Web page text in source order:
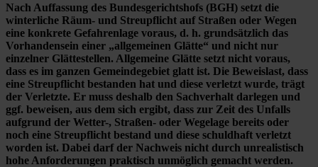
Nach Auffassung des Bundesgerichtshofs (BGH) setzt die
winterliche Räum- und Streupflicht auf Straßen oder Wegen
eine konkrete Gefahrenlage voraus, d. h. grundsätzlich das
Vorhandensein einer „allgemeinen Glätte“ und nicht nur
einzelner Glättestellen. Allgemeine Glätte setzt nicht voraus,
dass es im ganzen Gemeindegebiet glatt ist. Die Beweislast, dass
eine Streupflicht bestanden hat und diese verletzt wurde, trägt
der Verletzte. Er muss deshalb den Sachverhalt darlegen und
ggf. beweisen, aus dem sich ergibt, dass zur Zeit des Unfalls
aufgrund der Wetter-, Straßen- oder Wegelage bereits oder
noch eine Streupflicht bestand und diese schuldhaft verletzt
worden ist. Dabei darf der Nachweis nicht durch unrealistisch
hohe Anforderungen praktisch unmöglich gemacht werden.